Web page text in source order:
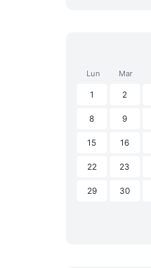
Lun Mar
1 2
8 9
15 16
22 23
29 30